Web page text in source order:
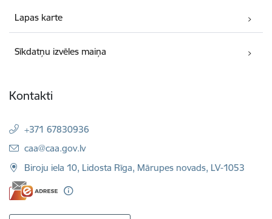
Lapas karte
Sīkdatņu izvēles maiņa
Kontakti
+371 67830936
E-pasts:
caa@caa.gov.lv
Biroju iela 10, Lidosta Rīga, Mārupes novads, LV-1053